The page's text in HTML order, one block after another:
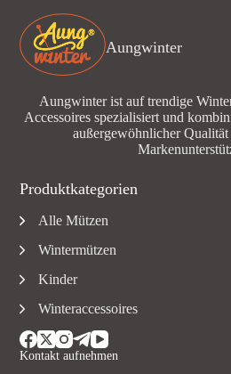
Aungwinter
Aungwinter ist auf trendige
Accessoires spezialisiert und
außergewöhnlicher Qualität
Kontakt aufnehmen
Produktkategorien
Alle Mützen
Wintermützen
Kinder
Winteraccessoires